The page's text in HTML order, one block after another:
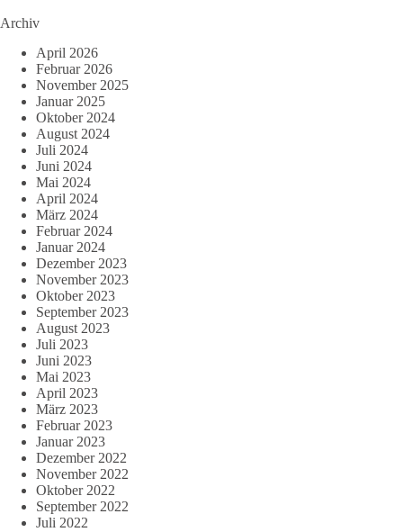
Archiv
April 2026
Februar 2026
November 2025
Januar 2025
Oktober 2024
August 2024
Juli 2024
Juni 2024
Mai 2024
April 2024
März 2024
Februar 2024
Januar 2024
Dezember 2023
November 2023
Oktober 2023
September 2023
August 2023
Juli 2023
Juni 2023
Mai 2023
April 2023
März 2023
Februar 2023
Januar 2023
Dezember 2022
November 2022
Oktober 2022
September 2022
Juli 2022